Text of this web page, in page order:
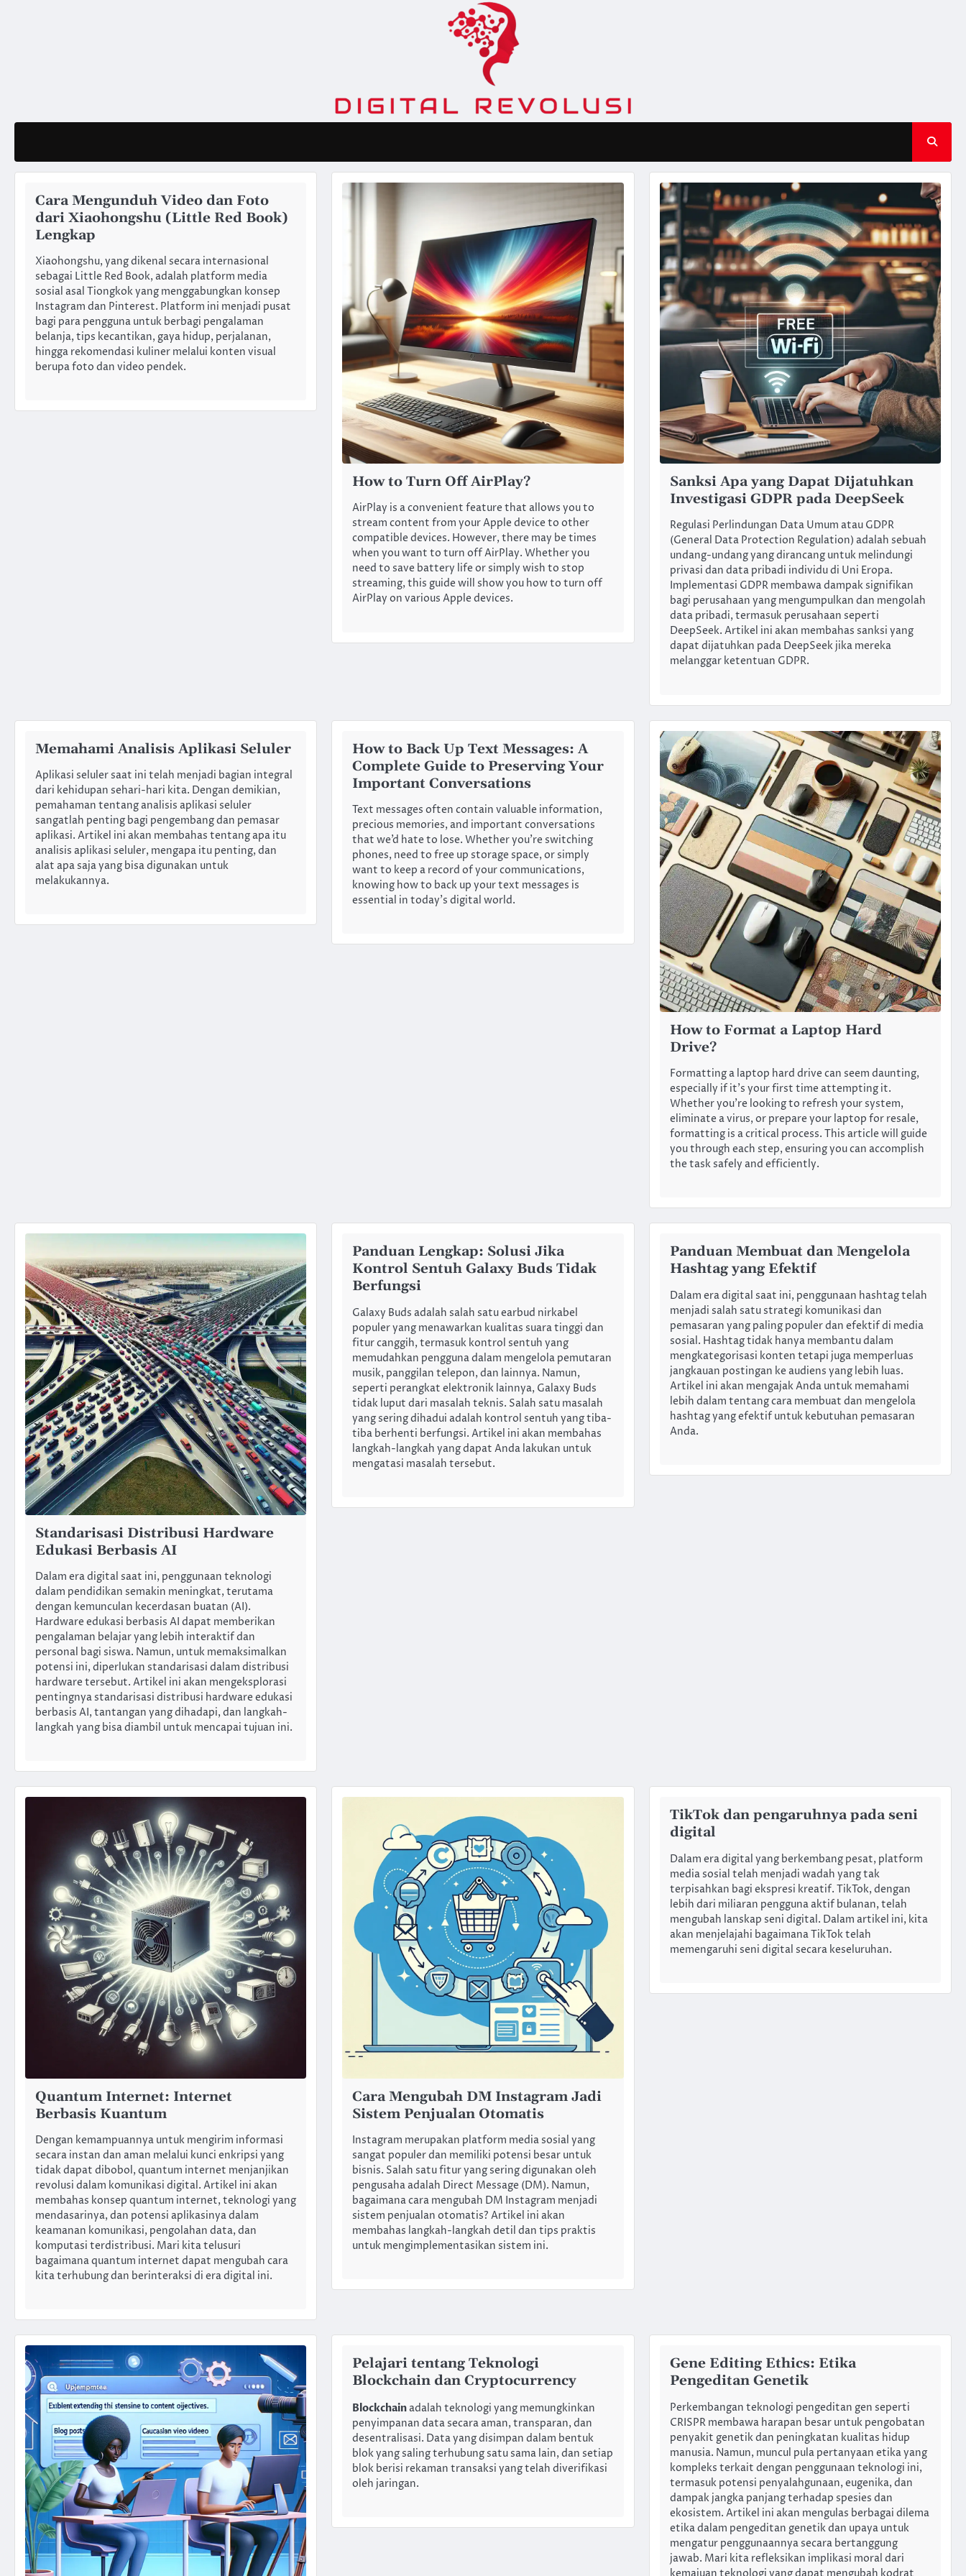
Cara Mengunduh Video dan Foto
dari Xiaohongshu (Little Red Book)
Lengkap
Xiaohongshu, yang dikenal secara internasional
sebagai Little Red Book, adalah platform media
sosial asal Tiongkok yang menggabungkan konsep
Instagram dan Pinterest. Platform ini menjadi pusat
bagi para pengguna untuk berbagi pengalaman
belanja, tips kecantikan, gaya hidup, perjalanan,
hingga rekomendasi kuliner melalui konten visual
berupa foto dan video pendek.
How to Turn Off AirPlay?
AirPlay is a convenient feature that allows you to
stream content from your Apple device to other
compatible devices. However, there may be times
when you want to turn off AirPlay. Whether you
need to save battery life or simply wish to stop
streaming, this guide will show you how to turn off
AirPlay on various Apple devices.
Sanksi Apa yang Dapat Dijatuhkan
Investigasi GDPR pada DeepSeek
Regulasi Perlindungan Data Umum atau GDPR
(General Data Protection Regulation) adalah sebuah
undang-undang yang dirancang untuk melindungi
privasi dan data pribadi individu di Uni Eropa.
Implementasi GDPR membawa dampak signifikan
bagi perusahaan yang mengumpulkan dan mengolah
data pribadi, termasuk perusahaan seperti
DeepSeek. Artikel ini akan membahas sanksi yang
dapat dijatuhkan pada DeepSeek jika mereka
melanggar ketentuan GDPR.
Memahami Analisis Aplikasi Seluler
Aplikasi seluler saat ini telah menjadi bagian integral
dari kehidupan sehari-hari kita. Dengan demikian,
pemahaman tentang analisis aplikasi seluler
sangatlah penting bagi pengembang dan pemasar
aplikasi. Artikel ini akan membahas tentang apa itu
analisis aplikasi seluler, mengapa itu penting, dan
alat apa saja yang bisa digunakan untuk
melakukannya.
How to Back Up Text Messages: A
Complete Guide to Preserving Your
Important Conversations
Text messages often contain valuable information,
precious memories, and important conversations
that we’d hate to lose. Whether you’re switching
phones, need to free up storage space, or simply
want to keep a record of your communications,
knowing how to back up your text messages is
essential in today’s digital world.
How to Format a Laptop Hard
Drive?
Formatting a laptop hard drive can seem daunting,
especially if it’s your first time attempting it.
Whether you’re looking to refresh your system,
eliminate a virus, or prepare your laptop for resale,
formatting is a critical process. This article will guide
you through each step, ensuring you can accomplish
the task safely and efficiently.
Standarisasi Distribusi Hardware
Edukasi Berbasis AI
Dalam era digital saat ini, penggunaan teknologi
dalam pendidikan semakin meningkat, terutama
dengan kemunculan kecerdasan buatan (AI).
Hardware edukasi berbasis AI dapat memberikan
pengalaman belajar yang lebih interaktif dan
personal bagi siswa. Namun, untuk memaksimalkan
potensi ini, diperlukan standarisasi dalam distribusi
hardware tersebut. Artikel ini akan mengeksplorasi
pentingnya standarisasi distribusi hardware edukasi
berbasis AI, tantangan yang dihadapi, dan langkah-
langkah yang bisa diambil untuk mencapai tujuan ini.
Panduan Lengkap: Solusi Jika
Kontrol Sentuh Galaxy Buds Tidak
Berfungsi
Galaxy Buds adalah salah satu earbud nirkabel
populer yang menawarkan kualitas suara tinggi dan
fitur canggih, termasuk kontrol sentuh yang
memudahkan pengguna dalam mengelola pemutaran
musik, panggilan telepon, dan lainnya. Namun,
seperti perangkat elektronik lainnya, Galaxy Buds
tidak luput dari masalah teknis. Salah satu masalah
yang sering dihadui adalah kontrol sentuh yang tiba-
tiba berhenti berfungsi. Artikel ini akan membahas
langkah-langkah yang dapat Anda lakukan untuk
mengatasi masalah tersebut.
Panduan Membuat dan Mengelola
Hashtag yang Efektif
Dalam era digital saat ini, penggunaan hashtag telah
menjadi salah satu strategi komunikasi dan
pemasaran yang paling populer dan efektif di media
sosial. Hashtag tidak hanya membantu dalam
mengkategorisasi konten tetapi juga memperluas
jangkauan postingan ke audiens yang lebih luas.
Artikel ini akan mengajak Anda untuk memahami
lebih dalam tentang cara membuat dan mengelola
hashtag yang efektif untuk kebutuhan pemasaran
Anda.
Quantum Internet: Internet
Berbasis Kuantum
Dengan kemampuannya untuk mengirim informasi
secara instan dan aman melalui kunci enkripsi yang
tidak dapat dibobol, quantum internet menjanjikan
revolusi dalam komunikasi digital. Artikel ini akan
membahas konsep quantum internet, teknologi yang
mendasarinya, dan potensi aplikasinya dalam
keamanan komunikasi, pengolahan data, dan
komputasi terdistribusi. Mari kita telusuri
bagaimana quantum internet dapat mengubah cara
kita terhubung dan berinteraksi di era digital ini.
Cara Mengubah DM Instagram Jadi
Sistem Penjualan Otomatis
Instagram merupakan platform media sosial yang
sangat populer dan memiliki potensi besar untuk
bisnis. Salah satu fitur yang sering digunakan oleh
pengusaha adalah Direct Message (DM). Namun,
bagaimana cara mengubah DM Instagram menjadi
sistem penjualan otomatis? Artikel ini akan
membahas langkah-langkah detil dan tips praktis
untuk mengimplementasikan sistem ini.
TikTok dan pengaruhnya pada seni
digital
Dalam era digital yang berkembang pesat, platform
media sosial telah menjadi wadah yang tak
terpisahkan bagi ekspresi kreatif. TikTok, dengan
lebih dari miliaran pengguna aktif bulanan, telah
mengubah lanskap seni digital. Dalam artikel ini, kita
akan menjelajahi bagaimana TikTok telah
memengaruhi seni digital secara keseluruhan.
Pelajari tentang Teknologi
Blockchain dan Cryptocurrency
Blockchainadalah teknologi yang memungkinkan
penyimpanan data secara aman, transparan, dan
desentralisasi. Data yang disimpan dalam bentuk
blok yang saling terhubung satu sama lain, dan setiap
blok berisi rekaman transaksi yang telah diverifikasi
oleh jaringan.
Gene Editing Ethics: Etika
Pengeditan Genetik
Perkembangan teknologi pengeditan gen seperti
CRISPR membawa harapan besar untuk pengobatan
penyakit genetik dan peningkatan kualitas hidup
manusia. Namun, muncul pula pertanyaan etika yang
kompleks terkait dengan penggunaan teknologi ini,
termasuk potensi penyalahgunaan, eugenika, dan
dampak jangka panjang terhadap spesies dan
ekosistem. Artikel ini akan mengulas berbagai dilema
etika dalam pengeditan genetik dan upaya untuk
mengatur penggunaannya secara bertanggung
jawab. Mari kita refleksikan implikasi moral dari